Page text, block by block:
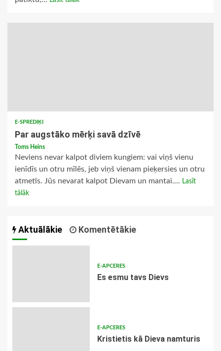
E-SPREDIĶI
Par augstāko mērķi savā dzīvē
Toms Heins
Neviens nevar kalpot diviem kungiem: vai viņš vienu
ienīdīs un otru mīlēs, jeb viņš vienam pieķersies un otru
atmetīs. Jūs nevarat kalpot Dievam un mantai.... Lasīt
tālāk
Aktuālākie Komentētākie
E-APCERES
Es esmu tavs Dievs
E-APCERES
Kristietis kā Dieva namturis